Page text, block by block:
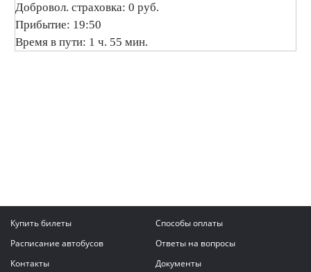
Добровол. страховка: 0 руб.
Прибытие: 19:50
Время в пути: 1 ч. 55 мин.
Купить билеты
Способы оплаты
Расписание автобусов
Ответы на вопросы
Контакты
Документы